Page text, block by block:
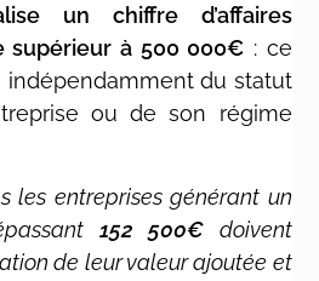
un chiffre d’affaires
supérieur à 500 000€ : ce
indépendamment du statut
ou de son régime
les entreprises générant un
152 500€ doivent
de leur valeur ajoutée et